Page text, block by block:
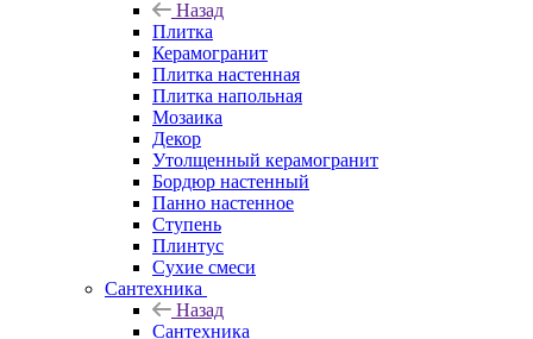
Назад
Плитка
Керамогранит
Плитка настенная
Плитка напольная
Мозаика
Декор
Утолщенный керамогранит
Бордюр настенный
Панно настенное
Ступень
Плинтус
Сухие смеси
Сантехника
Назад
Сантехника